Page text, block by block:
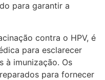
para garantir a
contra o HPV, é
para esclarecer
à imunização. Os
para fornecer